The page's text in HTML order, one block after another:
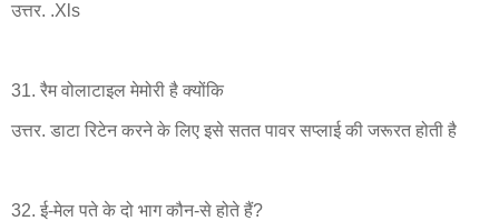
उत्तर. .Xls
31. रैम वोलाटाइल मेमोरी है क्योंकि
उत्तर. डाटा रिटेन करने के लिए इसे सतत पावर सप्लाई की जरूरत होती है
32. ई-मेल पते के दो भाग कौन-से होते हैं?